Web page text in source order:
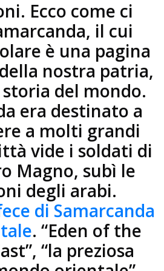
Ecco come ci
il cui
è una pagina
nostra patria,
del mondo.
era destinato a
a molti grandi
vide i soldati di
Magno, subì le
degli arabi.
di Samarcanda
. “Eden of the
“la preziosa